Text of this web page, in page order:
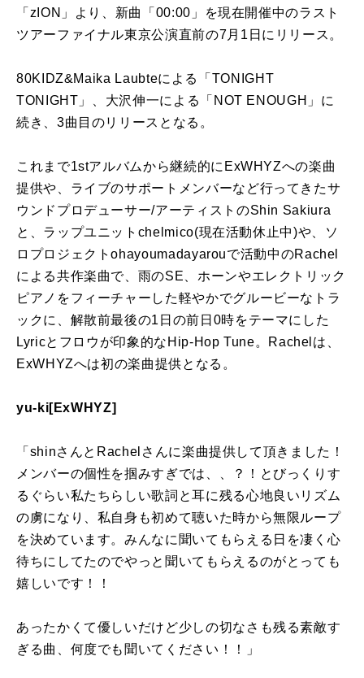
「zION」より、新曲「00:00」を現在開催中のラスト
ツアーファイナル東京公演直前の7月1日にリリース。
80KIDZ&Maika Laubteによる「TONIGHT
TONIGHT」、大沢伸一による「NOT ENOUGH」に
続き、3曲目のリリースとなる。
これまで1stアルバムから継続的にExWHYZへの楽曲
提供や、ライブのサポートメンバーなど行ってきたサ
ウンドプロデューサー/アーティストのShin Sakiura
と、ラップユニットchelmico(現在活動休止中)や、ソ
ロプロジェクトohayoumadayarouで活動中のRachel
による共作楽曲で、雨のSE、ホーンやエレクトリック
ピアノをフィーチャーした軽やかでグルービーなトラ
ックに、解散前最後の1日の前日0時をテーマにした
Lyricとフロウが印象的なHip-Hop Tune。Rachelは、
ExWHYZへは初の楽曲提供となる。
yu-ki[ExWHYZ]
「shinさんとRachelさんに楽曲提供して頂きました！
メンバーの個性を掴みすぎでは、、？！とびっくりす
るぐらい私たちらしい歌詞と耳に残る心地良いリズム
の虜になり、私自身も初めて聴いた時から無限ループ
を決めています。みんなに聞いてもらえる日を凄く心
待ちにしてたのでやっと聞いてもらえるのがとっても
嬉しいです！！
あったかくて優しいだけど少しの切なさも残る素敵す
ぎる曲、何度でも聞いてください！！」